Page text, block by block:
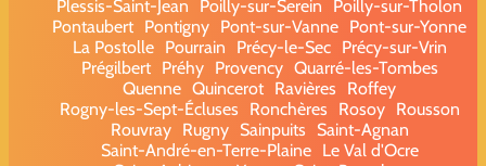
Plessis-Saint-Jean
Poilly-sur-Serein
Poilly-sur-Tholon
Pontaubert Pontigny Pont-sur-Vanne Pont-sur-Yonne
La Postolle
Pourrain Précy-le-Sec
Précy-sur-Vrin
Prégilbert
Préhy Provency Quarré-les-Tombes
Quenne Quincerot Ravières
Roffey
Rogny-les-Sept-Écluses
Ronchères Rosoy
Rousson
Rouvray
Rugny Sainpuits
Saint-Agnan
Saint-André-en-Terre-Plaine
Le Val d'Ocre